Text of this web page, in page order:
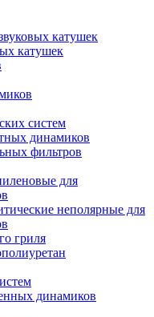
катушек
катушек
систем
динамиков
фильтров
для
неполярные для
гриля
динамиков